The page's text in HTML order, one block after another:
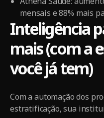
mensais e 88% mais
Inteligência
mais (com a
você já tem)
Com a automação dos
estratificação, sua